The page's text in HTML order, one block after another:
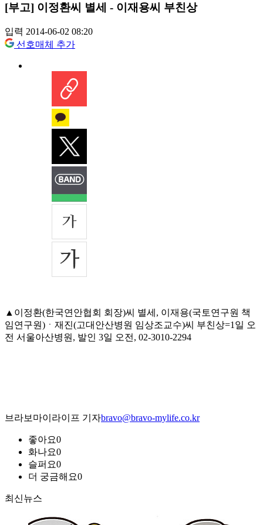
[부고] 이정환씨 별세 - 이재용씨 부친상
입력 2014-06-02 08:20
선호매체 추가
▲이정환(한국연안협회 회장)씨 별세, 이재용(국토연구원 책
임연구원)ㆍ재진(고대안산병원 임상조교수)씨 부친상=1일 오
전 서울아산병원, 발인 3일 오전, 02-3010-2294
브라보마이라이프 기자bravo@bravo-mylife.co.kr
좋아요0
화나요0
슬퍼요0
더 궁금해요0
최신뉴스